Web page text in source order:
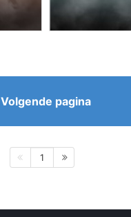
Volgende pagina
1